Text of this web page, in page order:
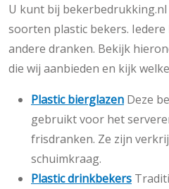
U kunt bij
soorten plastic bekers.
andere dranken. Bekijk
die wij aanbieden en kijk
Plastic bierglazen Deze
gebruikt voor het
frisdranken. Ze zijn
schuimkraag.
Plastic drinkbekers